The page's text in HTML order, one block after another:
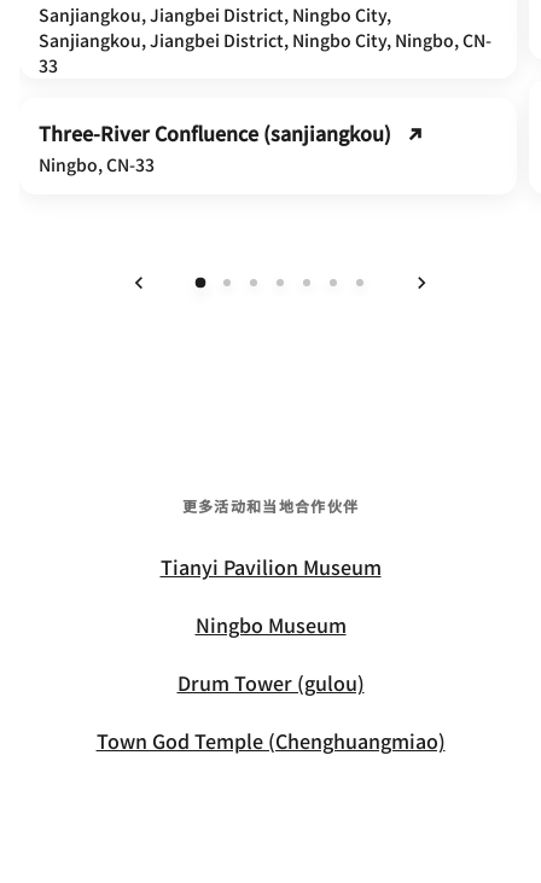
Sanjiangkou, Jiangbei District, Ningbo City,
Sanjiangkou, Jiangbei District, Ningbo City, Ningbo, CN-
33
Three-River Confluence (sanjiangkou)
Ningbo, CN-33
更多活动和当地合作伙伴
Tianyi Pavilion Museum
Ningbo Museum
Drum Tower (gulou)
Town God Temple (Chenghuangmiao)